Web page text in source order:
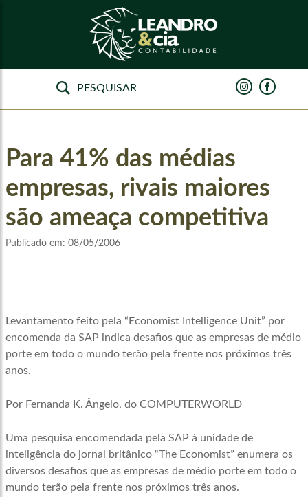
Para 41% das médias
empresas, rivais maiores
são ameaça competitiva
Publicado em: 08/05/2006
Levantamento feito pela “Economist Intelligence Unit” por
encomenda da SAP indica desafios que as empresas de médio
porte em todo o mundo terão pela frente nos próximos três
anos.
Por Fernanda K. Ângelo, do COMPUTERWORLD
Uma pesquisa encomendada pela SAP à unidade de
inteligência do jornal britânico “The Economist” enumera os
diversos desafios que as empresas de médio porte em todo o
mundo terão pela frente nos próximos três anos.